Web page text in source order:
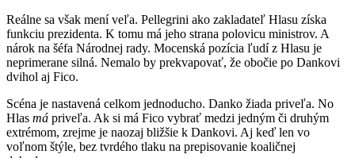
Reálne sa však mení veľa. Pellegrini ako zakladateľ Hlasu získa
funkciu prezidenta. K tomu má jeho strana polovicu ministrov. A
nárok na šéfa Národnej rady. Mocenská pozícia ľudí z Hlasu je
neprimerane silná. Nemalo by prekvapovať, že obočie po Dankovi
dvihol aj Fico.
Scéna je nastavená celkom jednoducho. Danko žiada priveľa. No
Hlas má priveľa. Ak si má Fico vybrať medzi jedným či druhým
extrémom, zrejme je naozaj bližšie k Dankovi. Aj keď len vo
voľnom štýle, bez tvrdého tlaku na prepisovanie koaličnej